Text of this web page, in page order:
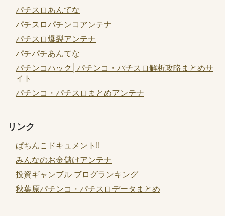
パチスロあんてな
パチスロパチンコアンテナ
パチスロ爆裂アンテナ
パチパチあんてな
パチンコハック│パチンコ・パチスロ解析攻略まとめサ
イト
パチンコ・パチスロまとめアンテナ
リンク
ぱちんこドキュメント!!
みんなのお金儲けアンテナ
投資ギャンブル ブログランキング
秋葉原パチンコ・パチスロデータまとめ